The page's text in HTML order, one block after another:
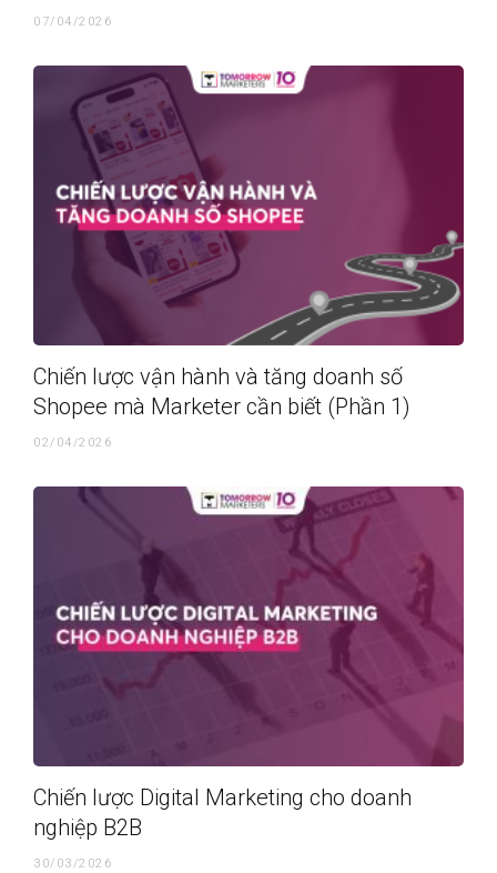
07/04/2026
Chiến lược vận hành và tăng doanh số
Shopee mà Marketer cần biết (Phần 1)
02/04/2026
Chiến lược Digital Marketing cho doanh
nghiệp B2B
30/03/2026